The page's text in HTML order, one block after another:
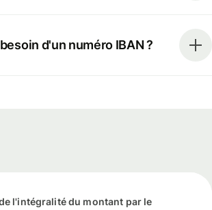
d'un numéro IBAN ?
l'intégralité du montant par le